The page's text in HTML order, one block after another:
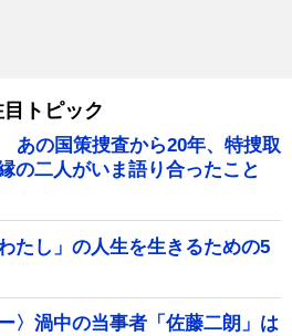
目トピック
の国策捜査から20年、特捜取
の二人がいま語り合ったこと
たし」の人生を生きるための5
〉渦中の当事者「佐藤二朗」は